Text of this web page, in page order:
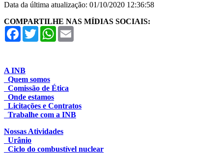
Data da última atualização: 01/10/2020 12:36:58
COMPARTILHE NAS MÍDIAS SOCIAIS:
Facebook
TwitterWhatsApp
A INB
Quem somos
Comissão de Ética
Onde estamos
Licitações e Contratos
Trabalhe com a INB
Nossas Atividades
Urânio
Ciclo do combustível nuclear